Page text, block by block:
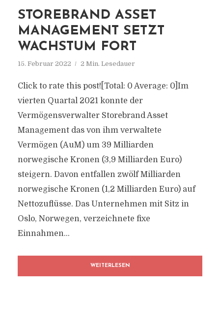
STOREBRAND ASSET
MANAGEMENT SETZT
WACHSTUM FORT
15. Februar 2022 2 Min. Lesedauer
Click to rate this post![Total: 0 Average: 0]Im
vierten Quartal 2021 konnte der
Vermögensverwalter Storebrand Asset
Management das von ihm verwaltete
Vermögen (AuM) um 39 Milliarden
norwegische Kronen (3,9 Milliarden Euro)
steigern. Davon entfallen zwölf Milliarden
norwegische Kronen (1,2 Milliarden Euro) auf
Nettozuflüsse. Das Unternehmen mit Sitz in
Oslo, Norwegen, verzeichnete fixe
Einnahmen...
WEITERLESEN